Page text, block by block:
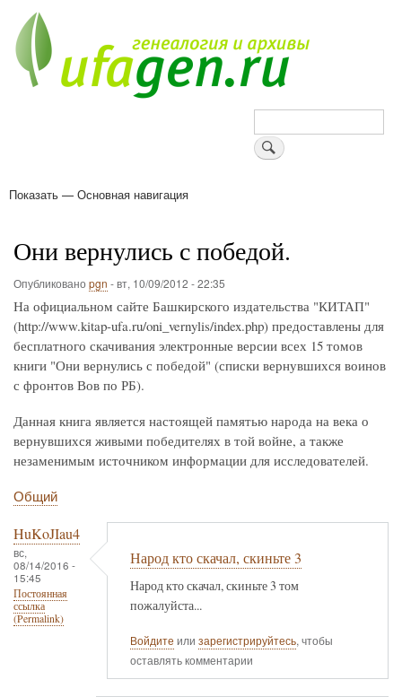
основному
содержанию
Поиск
Основная
Показать — Основная навигация
Они вернулись с победой.
Опубликовано pgn -вт, 10/09/2012 - 22:35
На официальном сайте Башкирского издательства "КИТАП"
(http://www.kitap-ufa.ru/oni_vernylis/index.php) предоставлены для
бесплатного скачивания электронные версии всех 15 томов
книги "Они вернулись с победой" (списки вернувшихся воинов
с фронтов Вов по РБ).
Данная книга является настоящей памятью народа на века о
вернувшихся живыми победителях в той войне, а также
незаменимым источником информации для исследователей.
Общий
HuKoJIau4
вс,
08/14/2016 -
15:45
Постоянная
ссылка
(Permalink)
Народ кто скачал, скиньте 3
Народ кто скачал, скиньте 3 том
пожалуйста...
Войдите или зарегистрируйтесь, чтобы
оставлять комментарии